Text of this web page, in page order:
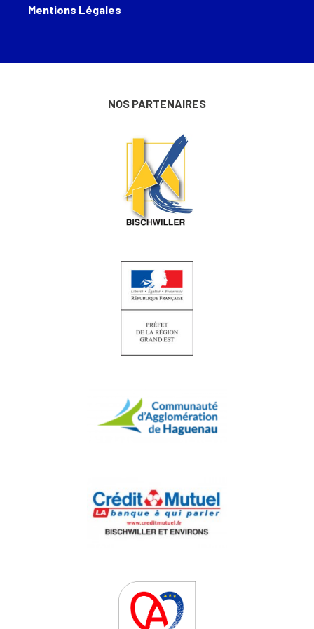
Mentions Légales
NOS PARTENAIRES